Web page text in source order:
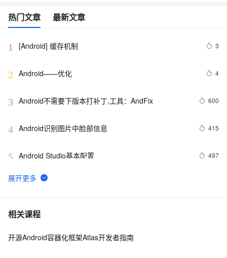
热门文章 最新文章
1 [Android] 缓存机制 3
2 Android——优化 4
3 Android不需要下版本打补丁,工具：AndFix 600
4 Android识别图片中脸部信息 415
5 Android Studio基本配置 497
6 Android Socket与服务器通信通用Demo
7 FFmpeg开发笔记（五十九）Linux编译ijkplayer的
8 申请google android map api key
相关课程
开源Android容器化框架Atlas开发者指南